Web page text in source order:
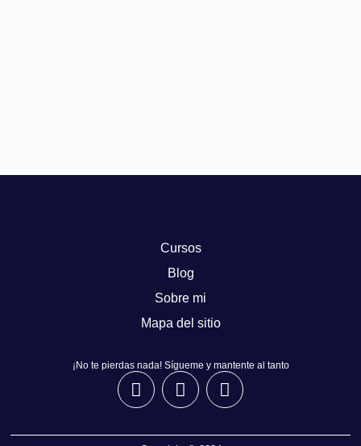
Cursos
Blog
Sobre mi
Mapa del sitio
¡No te pierdas nada! Sígueme y mantente al tanto